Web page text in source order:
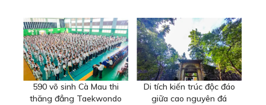
590 võ sinh Cà Mau thi
thăng đẳng Taekwondo
Di tích kiến trúc độc đáo
giữa cao nguyên đá